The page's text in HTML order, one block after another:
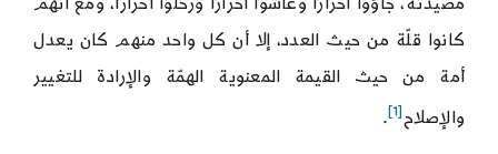
كانوا قلّة من حيث العدد، إلا أن كل واحد منهم كان يعدل
أمة من حيث القيمة المعنوية الهمّة والإرادة للتغيير
والإصلاح[1]
.